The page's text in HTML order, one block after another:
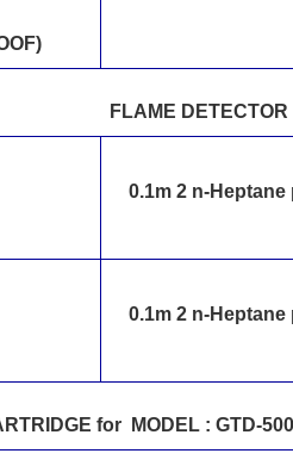
FLAME DETECTOR
0.1m 2 n-Heptane
0.1m 2 n-Heptane
for MODEL : GTD-